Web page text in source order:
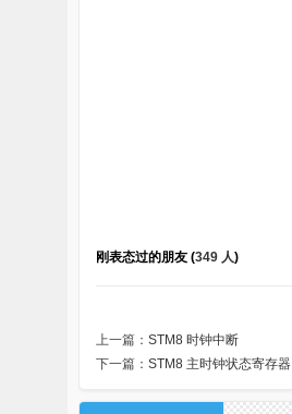
刚表态过的朋友 (349 人)
上一篇： STM8 时钟中断
下一篇： STM8 主时钟状态寄存器